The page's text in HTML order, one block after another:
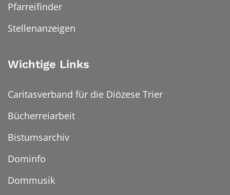
Pfarreifinder
Stellenanzeigen
Wichtige Links
Caritasverband für die Diözese Trier
Bücherreiarbeit
Bistumsarchiv
Dominfo
Dommusik